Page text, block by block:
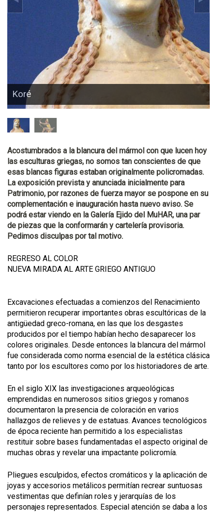
Koré
Acostumbrados a la blancura del mármol con que lucen hoy
las esculturas griegas, no somos tan conscientes de que
esas blancas figuras estaban originalmente policromadas.
La exposición prevista y anunciada inicialmente para
Patrimonio, por razones de fuerza mayor se pospone en su
complementación e inauguración hasta nuevo aviso. Se
podrá estar viendo en la Galería Ejido del MuHAR, una par
de piezas que la conformarán y cartelería provisoria.
Pedimos disculpas por tal motivo.
REGRESO AL COLOR
NUEVA MIRADA AL ARTE GRIEGO ANTIGUO
Excavaciones efectuadas a comienzos del Renacimiento
permitieron recuperar importantes obras escultóricas de la
antigüedad greco-romana, en las que los desgastes
producidos por el tiempo habían hecho desaparecer los
colores originales. Desde entonces la blancura del mármol
fue considerada como norma esencial de la estética clásica
tanto por los escultores como por los historiadores de arte.
En el siglo XIX las investigaciones arqueológicas
emprendidas en numerosos sitios griegos y romanos
documentaron la presencia de coloración en varios
hallazgos de relieves y de estatuas. Avances tecnológicos
de época reciente han permitido a los especialistas
restituir sobre bases fundamentadas el aspecto original de
muchas obras y revelar una impactante policromía.
Pliegues esculpidos, efectos cromáticos y la aplicación de
joyas y accesorios metálicos permitían recrear suntuosas
vestimentas que definían roles y jerarquías de los
personajes representados. Especial atención se daba a los